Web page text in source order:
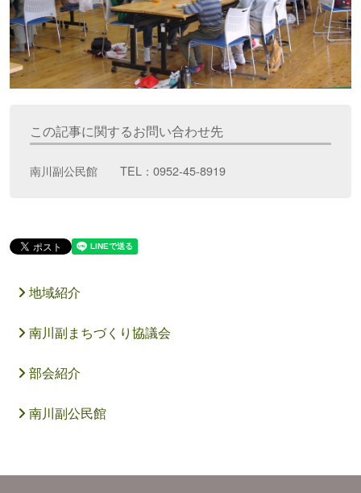
この記事に関するお問い合わせ先
南川副公民館 TEL：0952-45-8919
地域紹介
南川副まちづくり協議会
部会紹介
南川副公民館